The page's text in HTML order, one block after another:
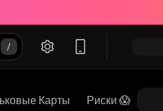
Карты Риски 😱